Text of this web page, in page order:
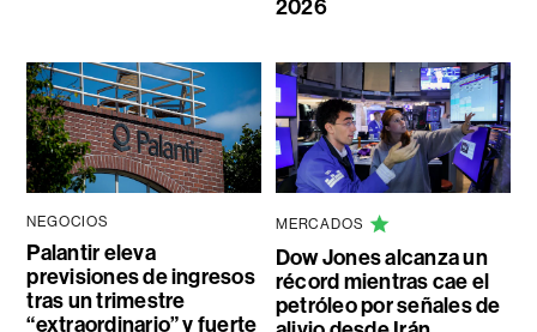
2026
NEGOCIOS
Palantir eleva
previsiones de ingresos
tras un trimestre
“extraordinario” y fuerte
MERCADOS
Dow Jones alcanza un
récord mientras cae el
petróleo por señales de